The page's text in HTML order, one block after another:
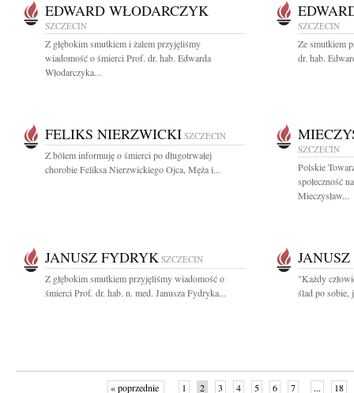
EDWARD WŁODARCZYK
SZCZECIN
Z głębokim smutkiem i żalem przyjęliśmy
wiadomość o śmierci Prof. dr. hab. Edwarda
Włodarczyka...
SZCZECIN
Ze smutkiem
dr. hab.
FELIKS NIERZWICKI SZCZECIN
Z bólem informuję o śmierci po długotrwałej
chorobie Feliksa Nierzwickiego Ojca, Męża i...
SZCZECIN
Polskie
społeczność
Mieczysław...
JANUSZ FYDRYK SZCZECIN
Z głębokim smutkiem przyjęliśmy wiadomość o
śmierci Prof. dr. hab. n. med. Janusza Fydryka...
"Każdy
ślad po sobie,
« poprzednie 1 2 3 4 5 6 7 ... 18